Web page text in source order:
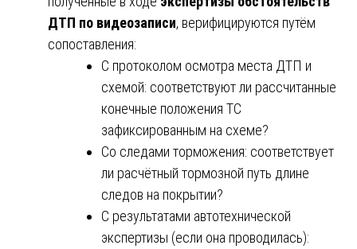
ДТП по видеозаписи, верифицируются путём
сопоставления:
С протоколом осмотра места ДТП и
схемой: соответствуют ли рассчитанные
конечные положения ТС
зафиксированным на схеме?
Со следами торможения: соответствует
ли расчётный тормозной путь длине
следов на покрытии?
С результатами автотехнической
экспертизы (если она проводилась):